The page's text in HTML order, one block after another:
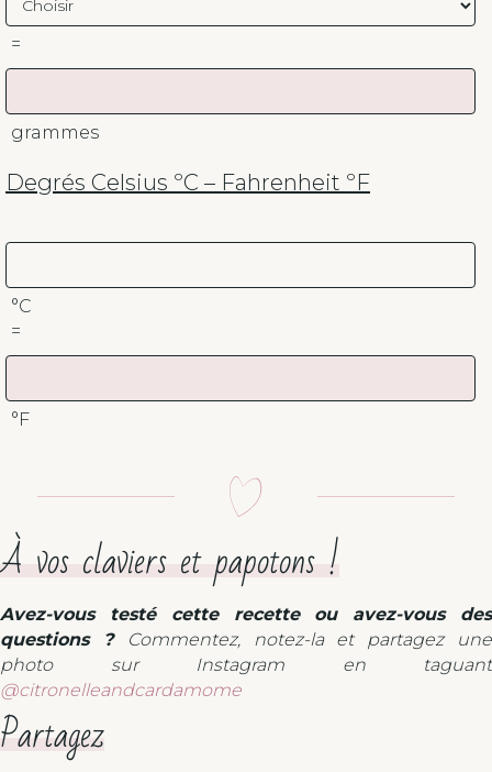
=
grammes
Degrés Celsius ºC – Fahrenheit ºF
°C
=
°F
À vos claviers et papotons !
Avez-vous testé cette recette ou avez-vous des
questions ?
Commentez, notez-la et partagez une
photo sur Instagram en taguant
@citronelleandcardamome
Partagez